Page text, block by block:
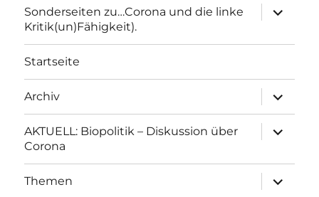
Sonderseiten zu…Corona und die linke
Kritik(un)Fähigkeit).
anzeigen
Startseite
Archiv
anzeigen
AKTUELL: Biopolitik – Diskussion über
Corona
anzeigen
Themen
anzeigen